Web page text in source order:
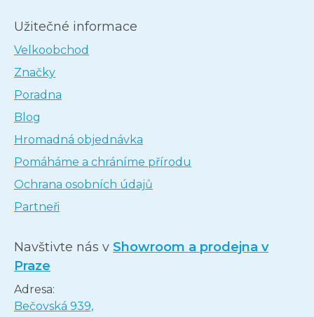
Užitečné informace
Velkoobchod
Značky
Poradna
Blog
Hromadná objednávka
Pomáháme a chráníme přírodu
Ochrana osobních údajů
Partneři
Navštivte nás v Showroom a prodejna v
Praze
Adresa:
Bečovská 939,